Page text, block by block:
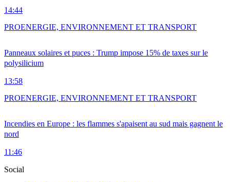
14:44
Panneaux solaires et puces : Trump impose 15% de taxes sur le
polysilicium
13:58
PROENERGIE, ENVIRONNEMENT ET TRANSPORT
Incendies en Europe : les flammes s'apaisent au sud mais gagnent le
nord
11:46
PROENERGIE, ENVIRONNEMENT ET TRANSPORT
Social